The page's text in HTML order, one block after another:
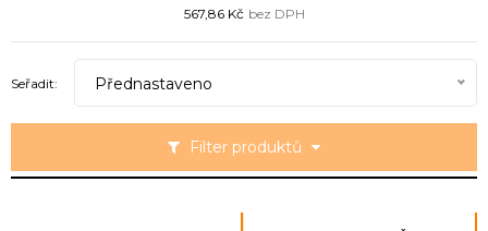
567,86 Kč bez DPH
Filter produktů
Seřadit: Přednastaveno